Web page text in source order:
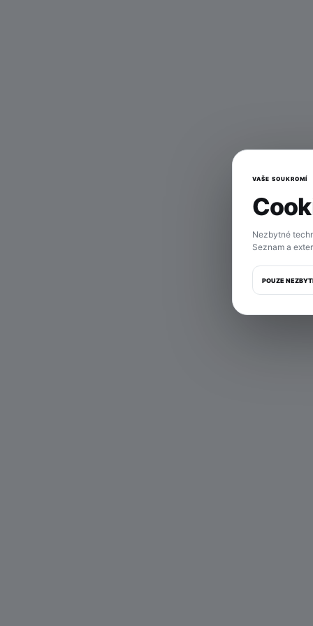
VAŠE SOUKROMÍ
Nezbytné
Seznam a
POUZE